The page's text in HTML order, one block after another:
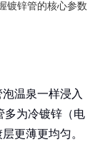
镀锌管的核心参数
温泉一样浸入
多为冷镀锌（电
更薄更均匀。